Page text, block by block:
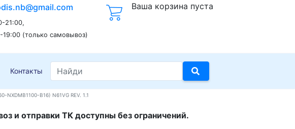
21:00,
(только самовывоз)
Ваша корзина пуста
Контакты
NXDMB1100-B16) N61VG REV. 1.1
и отправки ТК доступны без ограничений.